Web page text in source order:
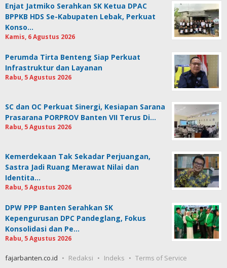
Enjat Jatmiko Serahkan SK Ketua DPAC
BPPKB HDS Se-Kabupaten Lebak, Perkuat
Konso…
Kamis, 6 Agustus 2026
Perumda Tirta Benteng Siap Perkuat
Infrastruktur dan Layanan
Rabu, 5 Agustus 2026
SC dan OC Perkuat Sinergi, Kesiapan Sarana
Prasarana PORPROV Banten VII Terus Di…
Rabu, 5 Agustus 2026
Kemerdekaan Tak Sekadar Perjuangan,
Sastra Jadi Ruang Merawat Nilai dan
Identita…
Rabu, 5 Agustus 2026
DPW PPP Banten Serahkan SK
Kepengurusan DPC Pandeglang, Fokus
Konsolidasi dan Pe…
Rabu, 5 Agustus 2026
fajarbanten.co.id Redaksi Indeks Terms of Service